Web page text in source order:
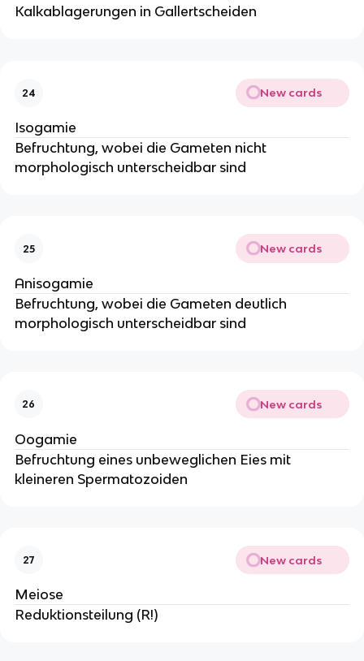
Kalkablagerungen in Gallertscheiden
24 New cards
Isogamie
Befruchtung, wobei die Gameten nicht
morphologisch unterscheidbar sind
25 New cards
Anisogamie
Befruchtung, wobei die Gameten deutlich
morphologisch unterscheidbar sind
26 New cards
Oogamie
Befruchtung eines unbeweglichen Eies mit
kleineren Spermatozoiden
27 New cards
Meiose
Reduktionsteilung (R!)